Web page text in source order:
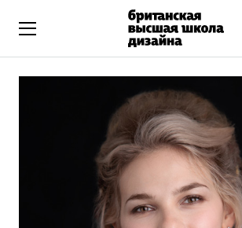
Высшее образование
Искусство и дизайн
Подготовительные курсы
Бизнес и маркетинг
Все программы